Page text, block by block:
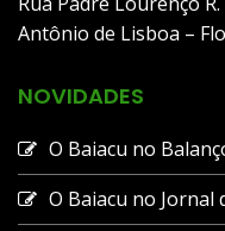
Antônio de Lisboa –
NOVIDADES
O Baiacu no
O Baiacu no Jornal